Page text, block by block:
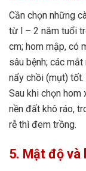
Cần chọn những
từ l – 2 năm tuổi
cm; hom mập, có
sâu bệnh; các
nẩy chồi (mụt) tốt.
Sau khi chọn
nền đất khô ráo,
rễ thì đem trồng.
5. Mật độ và